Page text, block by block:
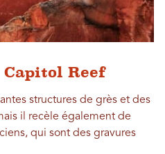
Reef
structures de grès et des
il recèle également de
qui sont des gravures